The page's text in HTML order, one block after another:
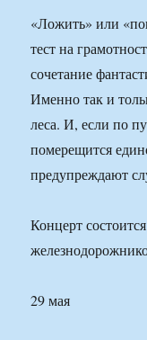
«Ложить» или
тест на
сочетание
Именно так и
леса. И, если по
померещится
предупреждают
Концерт
29 мая